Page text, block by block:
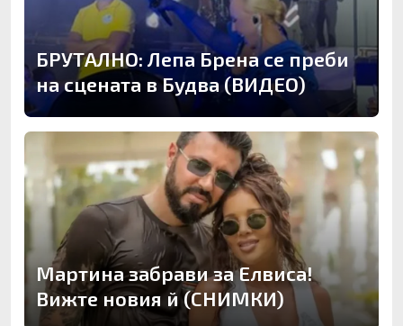
БРУТАЛНО: Лепа Брена се преби
на сцената в Будва (ВИДЕО)
Мартина забрави за Елвиса!
Вижте новия й (СНИМКИ)